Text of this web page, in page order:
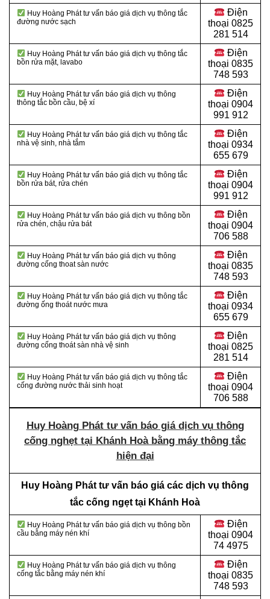
Huy Hoàng Phát tư vấn báo giá dịch vụ thông tắc
đường nước sạch
Điện
thoại 0825
281 514
Huy Hoàng Phát tư vấn báo giá dịch vụ thông tắc
bồn rửa mặt, lavabo
Điện
thoại 0835
748 593
Huy Hoàng Phát tư vấn báo giá dịch vụ thông
thông tắc bồn cầu, bệ xí
Điện
thoại 0904
991 912
Huy Hoàng Phát tư vấn báo giá dịch vụ thông tắc
nhà vệ sinh, nhà tắm
Điện
thoại 0934
655 679
Huy Hoàng Phát tư vấn báo giá dịch vụ thông tắc
bồn rửa bát, rửa chén
Điện
thoại 0904
991 912
Huy Hoàng Phát tư vấn báo giá dịch vụ thông bồn
rửa chén, chậu rửa bát
Điện
thoại 0904
706 588
Huy Hoàng Phát tư vấn báo giá dịch vụ thông
đường cống thoat sàn nước
Điện
thoại 0835
748 593
Huy Hoàng Phát tư vấn báo giá dịch vụ thông tắc
đường ống thoát nước mưa
Điện
thoại 0934
655 679
Huy Hoàng Phát tư vấn báo giá dịch vụ thông
đường cống thoát sàn nhà vệ sinh
Điện
thoại 0825
281 514
Huy Hoàng Phát tư vấn báo giá dịch vụ thông tắc
cống đường nước thải sinh hoạt
Điện
thoại 0904
706 588
Huy Hoàng Phát tư vấn báo giá dịch vụ thông
cống nghẹt tại Khánh Hoà bằng máy thông tắc
hiện đại
Huy Hoàng Phát tư vấn báo giá các dịch vụ thông
tắc cống ngẹt tại Khánh Hoà
Huy Hoàng Phát tư vấn báo giá dịch vụ thông bồn
cầu bằng máy nén khí
Điện
thoại 0904
74 4975
Huy Hoàng Phát tư vấn báo giá dịch vụ thông
cống tắc bằng máy nén khí
Điện
thoại 0835
748 593